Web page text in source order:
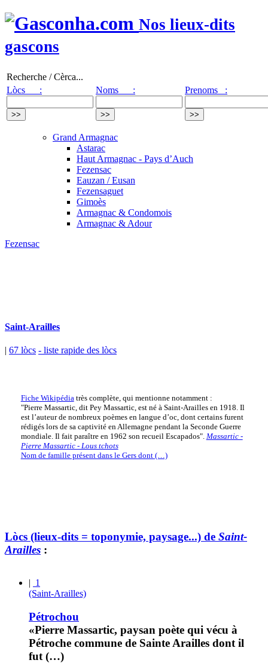
Nos lieux-dits
gascons
Recherche / Cèrca...
Lòcs :
Noms : Prenoms :
Grand Armagnac
Astarac
Haut Armagnac - Pays d’Auch
Fezensac
Eauzan / Eusan
Fezensaguet
Gimoès
Armagnac & Condomois
Armagnac & Adour
Fezensac
Saint-Arailles
| 67 lòcs - liste rapide des lòcs
Fiche Wikipédiatrès complète, qui mentionne notamment :
"Pierre Massartic, dit Pey Massartic, est né à Saint-Arailles en 1918. Il
est l’auteur de nombreux poèmes en langue d’oc, dont certains furent
rédigés lors de sa captivité en Allemagne pendant la Seconde Guerre
mondiale. Il fait paraître en 1962 son recueil Escapados". Massartic -
Pierre Massartic - Lous tchots
Nom de famille présent dans le Gers dont (…)
Lòcs (lieux-dits = toponymie, paysage...) de Saint-
Arailles :
| 1
(Saint-Arailles)
Pétrochou
«Pierre Massartic, paysan poète qui vécu à
Pétroche commune de Sainte Arailles dont il
fut (…)